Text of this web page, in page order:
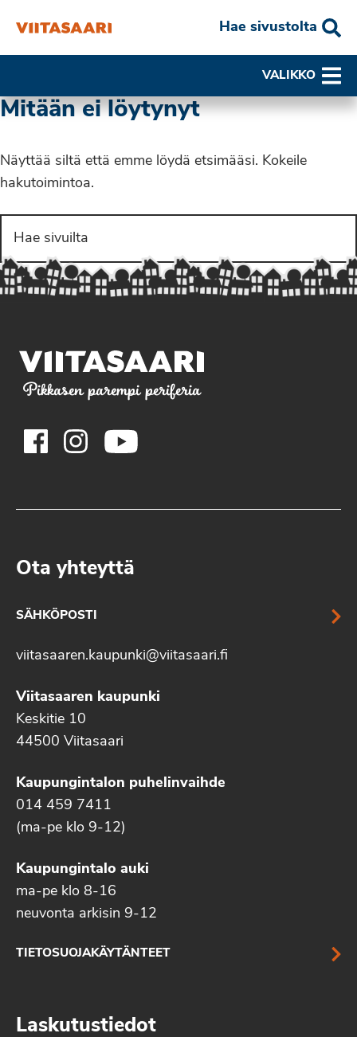
Hae sivustolta
VALIKKO
Mitään ei löytynyt
Näyttää siltä että emme löydä etsimääsi. Kokeile
hakutoimintoa.
Pikkasen parempi periferia
Ota yhteyttä
SÄHKÖPOSTI
viitasaaren.kaupunki@viitasaari.fi
Viitasaaren kaupunki
Keskitie 10
44500 Viitasaari
Kaupungintalon puhelinvaihde
014 459 7411
(ma-pe klo 9-12)
Kaupungintalo auki
ma-pe klo 8-16
neuvonta arkisin 9-12
TIETOSUOJAKÄYTÄNTEET
Laskutustiedot